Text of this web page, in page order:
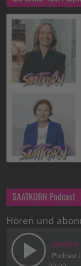
SAATKORN Podcast
Hören und